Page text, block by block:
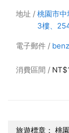
地址
桃園市
3樓、
電子郵件
消費區間
旅遊標章： 桃